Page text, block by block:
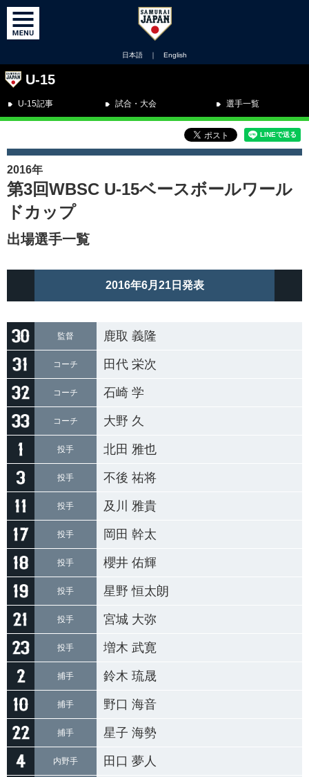
日本語 ｜ English
U-15
U-15記事 試合・大会 選手一覧
2016年
第3回WBSC U-15ベースボールワール
ドカップ
出場選手一覧
2016年6月21日発表
監督 鹿取 義隆
コーチ 田代 栄次
コーチ 石崎 学
コーチ 大野 久
投手 北田 雅也
投手 不後 祐将
投手 及川 雅貴
投手 岡田 幹太
投手 櫻井 佑輝
投手 星野 恒太朗
投手 宮城 大弥
投手 増木 武寛
捕手 鈴木 琉晟
捕手 野口 海音
捕手 星子 海勢
内野手 田口 夢人